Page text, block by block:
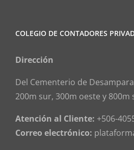
COLEGIO DE CONTADORES
Dirección
Del Cementerio de
200m sur, 300m oeste y 800m
Atención al Cliente: +506-
Correo electrónico: